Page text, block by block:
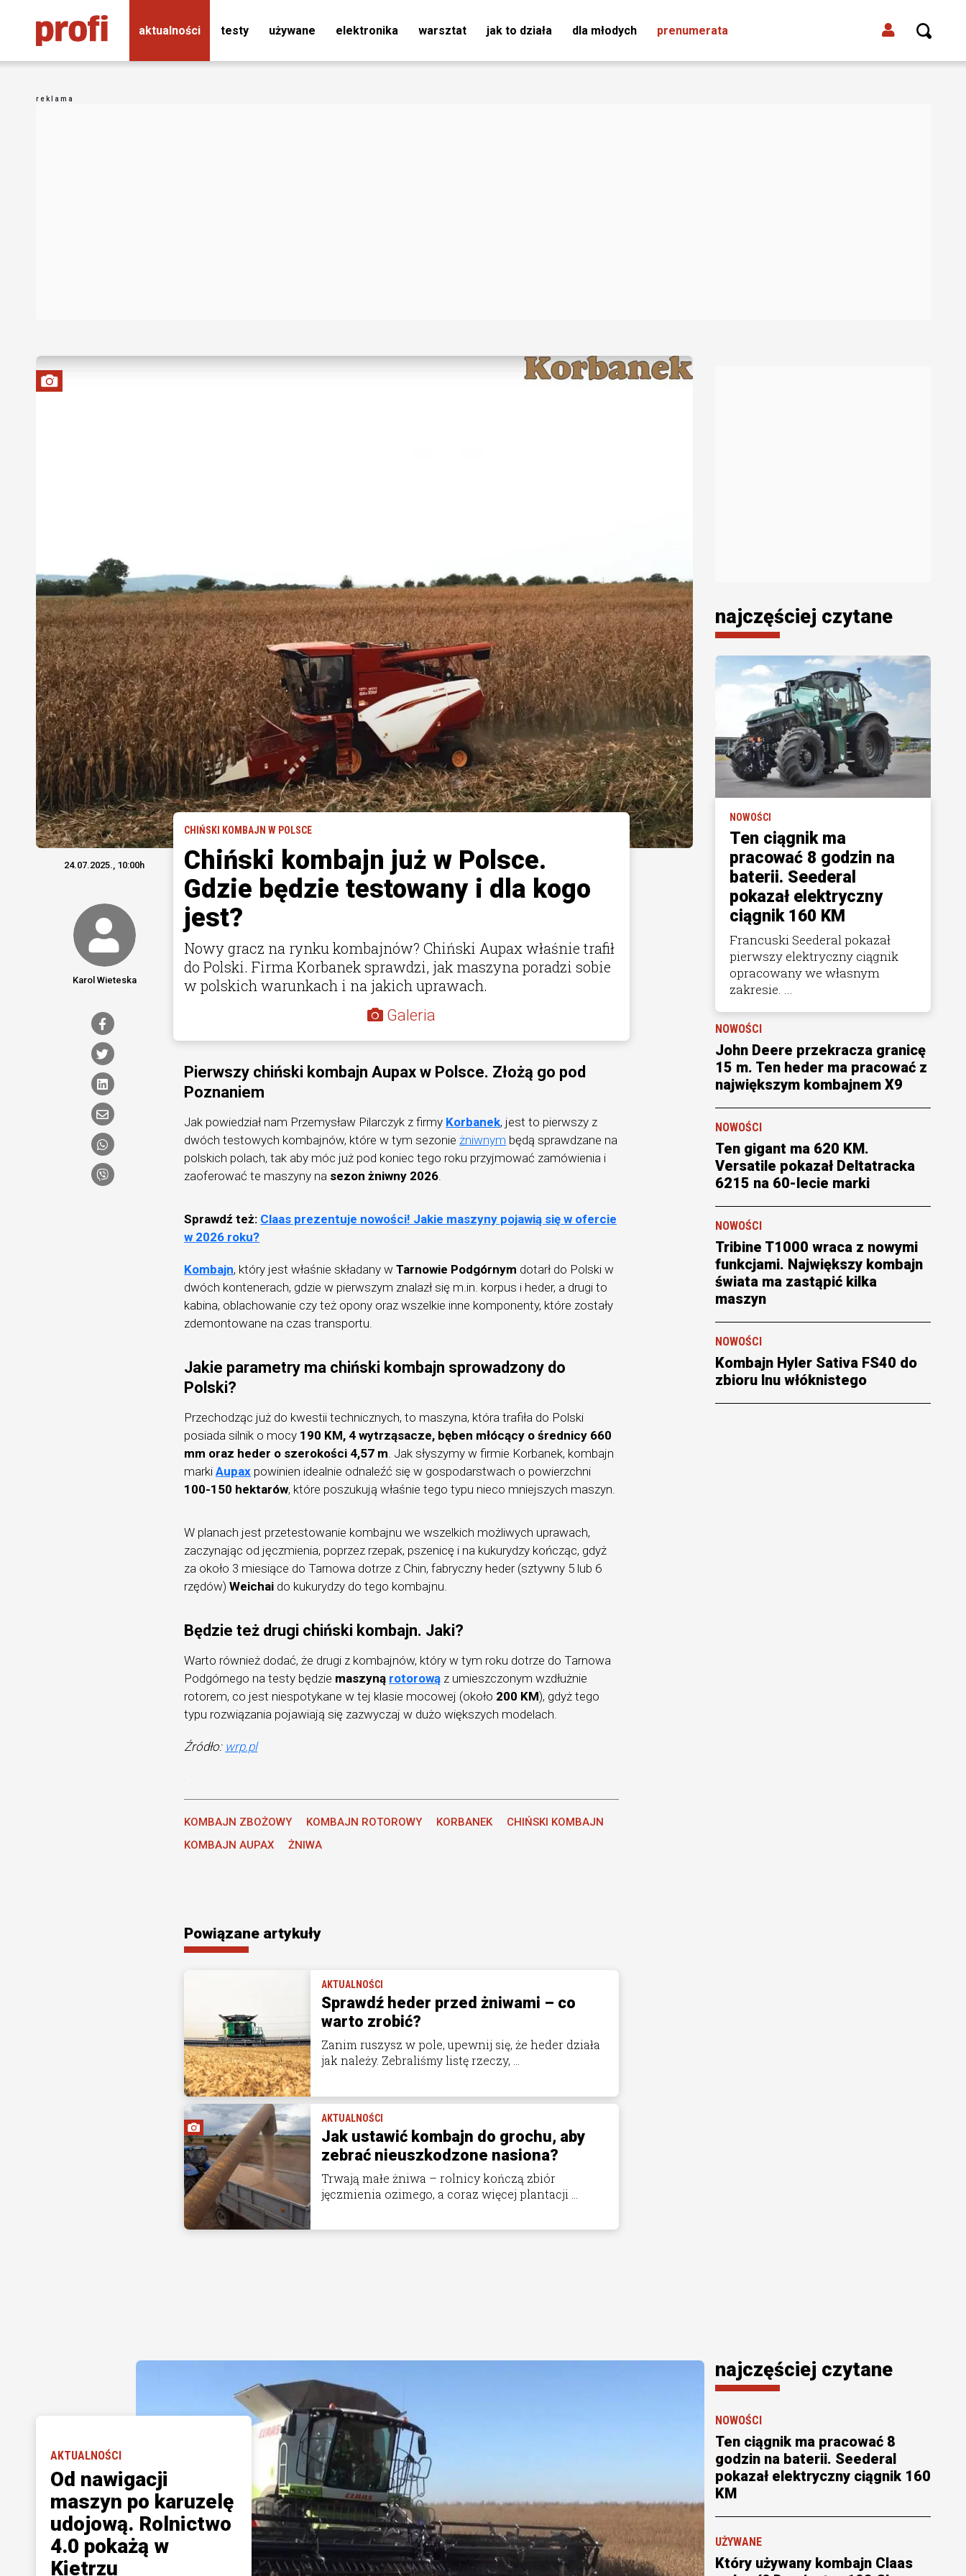
aktualności testy używane elektronika warsztat jak to działa dla młodych prenumerata
CHIŃSKI KOMBAJN W POLSCE
Chiński kombajn już w Polsce.
Gdzie będzie testowany i dla kogo
jest?
Nowy gracz na rynku kombajnów? Chiński Aupax właśnie trafił
do Polski. Firma Korbanek sprawdzi, jak maszyna poradzi sobie
w polskich warunkach i na jakich uprawach.
Galeria
24.07.2025., 10:00h
Karol Wieteska
Pierwszy chiński kombajn Aupax w Polsce. Złożą go pod
Poznaniem
Jak powiedział nam Przemysław Pilarczyk z firmy Korbanek, jest to pierwszy z
dwóch testowych kombajnów, które w tym sezonieżniwnym będą sprawdzane na
polskich polach, tak aby móc już pod koniec tego roku przyjmować zamówienia i
zaoferować te maszyny na sezon żniwny 2026.
Sprawdź też: Claas prezentuje nowości! Jakie maszyny pojawią się w ofercie
w 2026 roku?
Kombajn, który jest właśnie składany wTarnowie Podgórnym dotarł do Polski w
dwóch kontenerach, gdzie w pierwszym znalazł się m.in. korpus i heder, a drugi to
kabina, oblachowanie czy też opony oraz wszelkie inne komponenty, które zostały
zdemontowane na czas transportu.
Jakie parametry ma chiński kombajn sprowadzony do
Polski?
Przechodząc już do kwestii technicznych, to maszyna, która trafiła do Polski
posiada silnik o mocy 190 KM, 4 wytrząsacze, bęben młócący o średnicy 660
mm oraz heder o szerokości 4,57 m. Jak słyszymy w firmie Korbanek, kombajn
markiAupax powinien idealnie odnaleźć się w gospodarstwach o powierzchni
100-150 hektarów, które poszukują właśnie tego typu nieco mniejszych maszyn.
W planach jest przetestowanie kombajnu we wszelkich możliwych uprawach,
zaczynając od jęczmienia, poprzez rzepak, pszenicę i na kukurydzy kończąc, gdyż
za około 3 miesiące do Tarnowa dotrze z Chin, fabryczny heder (sztywny 5 lub 6
rzędów)Weichai do kukurydzy do tego kombajnu.
Będzie też drugi chiński kombajn. Jaki?
Warto również dodać, że drugi z kombajnów, który w tym roku dotrze do Tarnowa
Podgórnego na testy będzie maszyną rotorową z umieszczonym wzdłużnie
rotorem, co jest niespotykane w tej klasie mocowej (około 200 KM), gdyż tego
typu rozwiązania pojawiają się zazwyczaj w dużo większych modelach.
Źródło: wrp.pl
KOMBAJN ZBOŻOWY KOMBAJN ROTOROWY KORBANEK
CHIŃSKI KOMBAJN
KOMBAJN AUPAX
ŻNIWA
Powiązane artykuły
AKTUALNOŚCI
Sprawdź heder przed żniwami – co
warto zrobić?
Zanim ruszysz w pole, upewnij się, że heder działa
jak należy. Zebraliśmy listę rzeczy, ...
AKTUALNOŚCI
Jak ustawić kombajn do grochu, aby
zebrać nieuszkodzone nasiona?
Trwają małe żniwa – rolnicy kończą zbiór
jęczmienia ozimego, a coraz więcej plantacji ...
najczęściej czytane
NOWOŚCI
Ten ciągnik ma
pracować 8 godzin na
baterii. Seederal
pokazał elektryczny
ciągnik 160 KM
Francuski Seederal pokazał
pierwszy elektryczny ciągnik
opracowany we własnym
zakresie. ...
NOWOŚCI
John Deere przekracza granicę
15 m. Ten heder ma pracować z
największym kombajnem X9
NOWOŚCI
Ten gigant ma 620 KM.
Versatile pokazał Deltatracka
6215 na 60-lecie marki
NOWOŚCI
Tribine T1000 wraca z nowymi
funkcjami. Największy kombajn
świata ma zastąpić kilka
maszyn
NOWOŚCI
Kombajn Hyler Sativa FS40 do
zbioru lnu włóknistego
AKTUALNOŚCI
Od nawigacji
maszyn po karuzelę
udojową. Rolnictwo
4.0 pokażą w
Kietrzu
najczęściej czytane
NOWOŚCI
Ten ciągnik ma pracować 8
godzin na baterii. Seederal
pokazał elektryczny ciągnik 160
KM
UŻYWANE
Który używany kombajn Claas